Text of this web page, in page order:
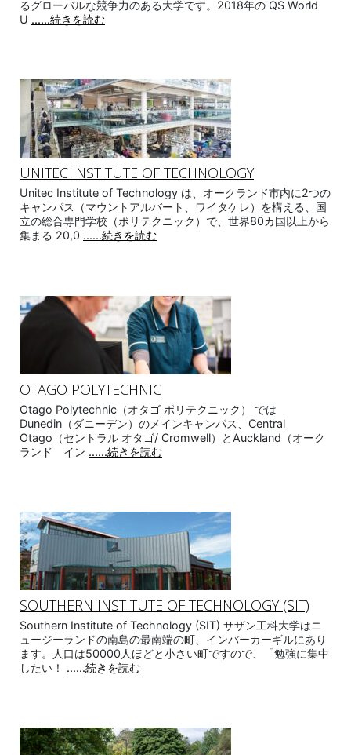
るグローバルな競争力のある大学です。2018年の QS World
U ......続きを読む
UNITEC INSTITUTE OF TECHNOLOGY
Unitec Institute of Technology は、オークランド市内に2つの
キャンパス（マウントアルバート、ワイタケレ）を構える、国
立の総合専門学校（ポリテクニック）で、世界80カ国以上から
集まる 20,0 ......続きを読む
OTAGO POLYTECHNIC
Otago Polytechnic（オタゴ ポリテクニック） では
Dunedin（ダニーデン）のメインキャンパス、Central
Otago（セントラル オタゴ/ Cromwell）とAuckland（オーク
ランド イン ......続きを読む
SOUTHERN INSTITUTE OF TECHNOLOGY (SIT)
Southern Institute of Technology (SIT) サザン工科大学はニ
ュージーランドの南島の最南端の町、インバーカーギルにあり
ます。人口は50000人ほどと小さい町ですので、「勉強に集中
したい！ ......続きを読む